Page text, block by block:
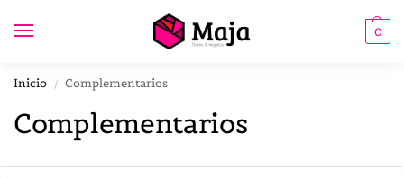
0
Inicio / Complementarios
Complementarios